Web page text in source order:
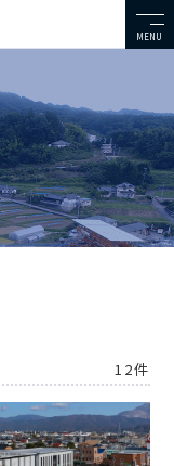
MENU
12件